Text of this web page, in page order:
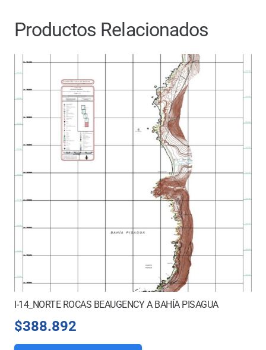
Productos Relacionados
I-14_NORTE ROCAS BEAUGENCY A BAHÍA PISAGUA
$388.892